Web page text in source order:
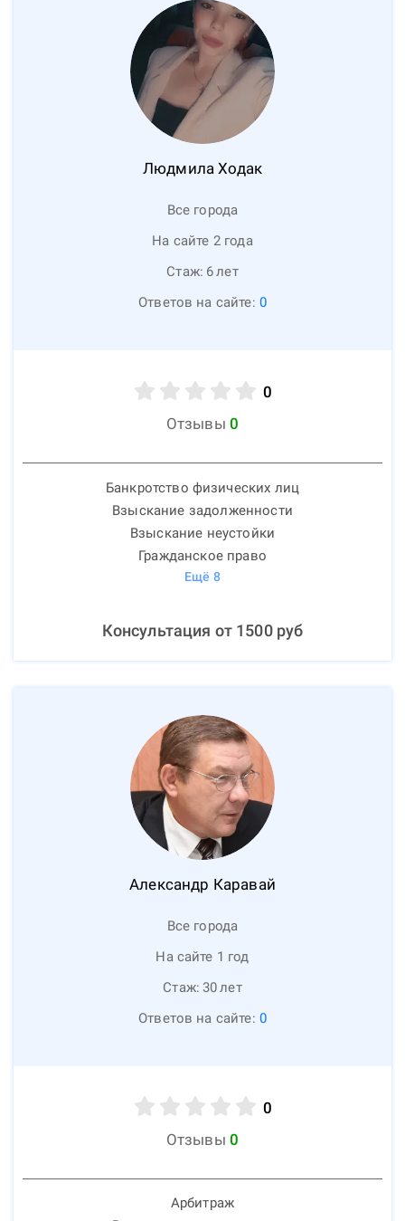
Людмила Ходак
Все города
На сайте 2 года
Стаж: 6лет
Ответов на сайте: 0
0
Отзывы 0
Банкротство физических лиц
Взыскание задолженности
Взыскание неустойки
Гражданское право
Ещё 8
Консультация от 1500руб
Александр Каравай
Все города
На сайте 1 год
Стаж: 30лет
Ответов на сайте: 0
0
Отзывы 0
Арбитраж